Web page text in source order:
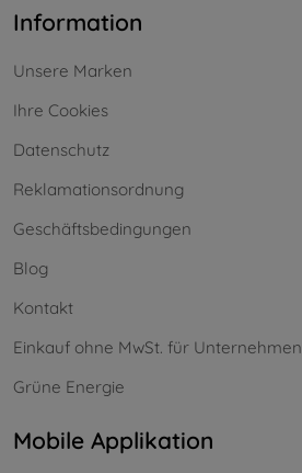
Information
Unsere Marken
Ihre Cookies
Datenschutz
Reklamationsordnung
Geschäftsbedingungen
Blog
Kontakt
Einkauf ohne MwSt. für Unternehmen
Grüne Energie
Mobile Applikation